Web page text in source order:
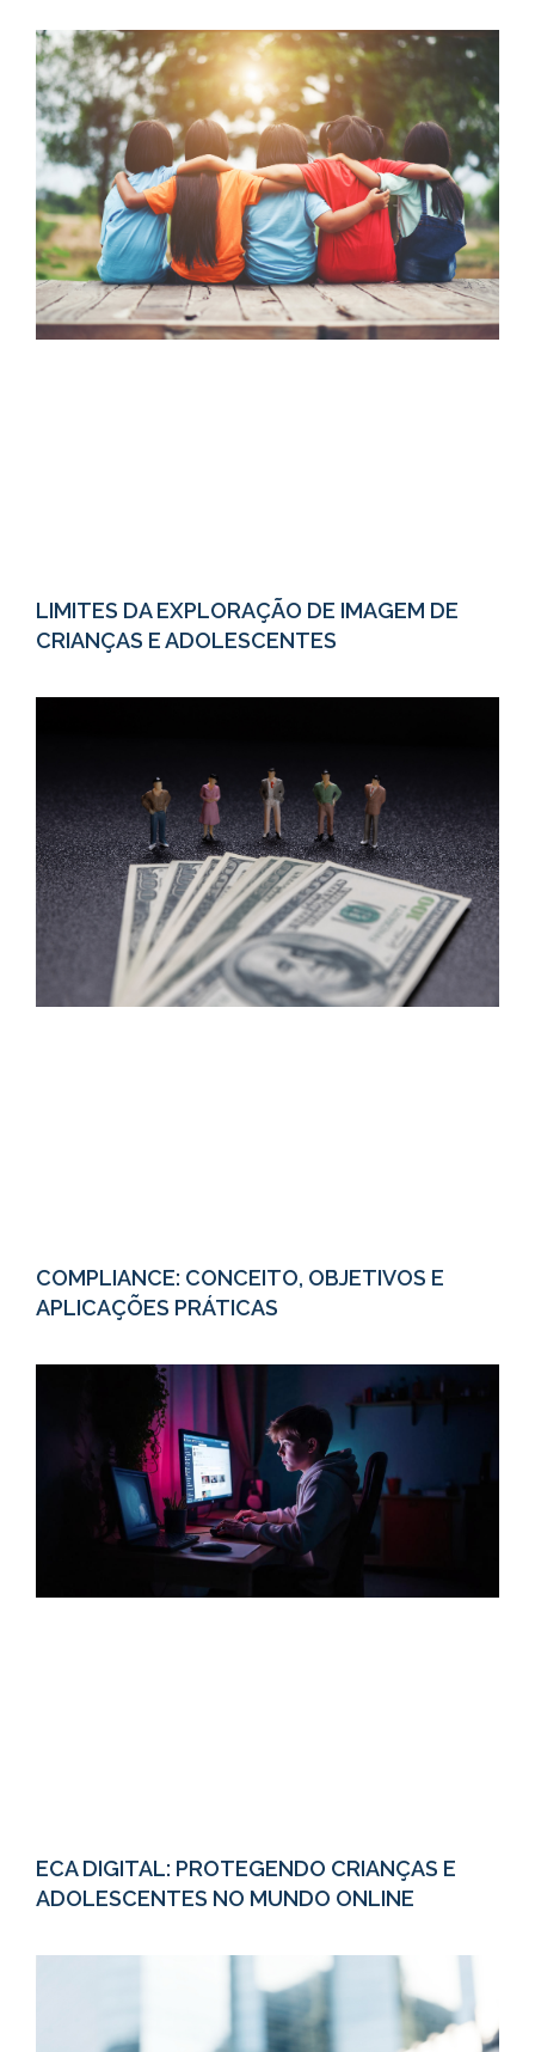
LIMITES DA EXPLORAÇÃO DE IMAGEM DE
CRIANÇAS E ADOLESCENTES
COMPLIANCE: CONCEITO, OBJETIVOS E
APLICAÇÕES PRÁTICAS
ECA DIGITAL: PROTEGENDO CRIANÇAS E
ADOLESCENTES NO MUNDO ONLINE